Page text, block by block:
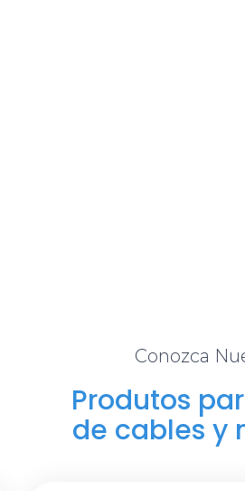
Conozca
Produtos
de cables y